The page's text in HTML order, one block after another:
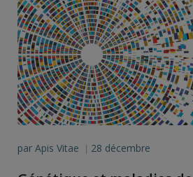
par Apis Vitae | 28 décembre